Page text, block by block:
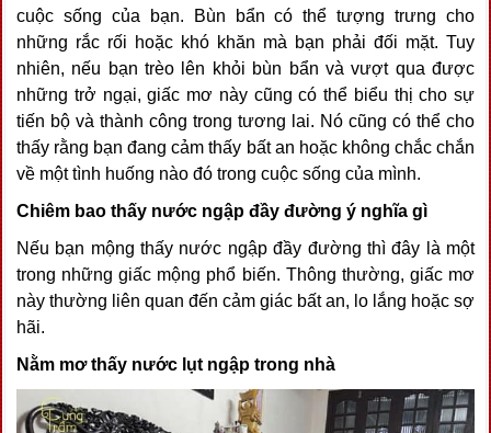
cuộc sống của bạn. Bùn bẩn có thể tượng trưng cho
những rắc rối hoặc khó khăn mà bạn phải đối mặt. Tuy
nhiên, nếu bạn trèo lên khỏi bùn bẩn và vượt qua được
những trở ngại, giấc mơ này cũng có thể biểu thị cho sự
tiến bộ và thành công trong tương lai. Nó cũng có thể cho
thấy rằng bạn đang cảm thấy bất an hoặc không chắc chắn
về một tình huống nào đó trong cuộc sống của mình.
Chiêm bao thấy nước ngập đầy đường ý nghĩa gì
Nếu bạn mộng thấy nước ngập đầy đường thì đây là một
trong những giấc mộng phổ biến. Thông thường, giấc mơ
này thường liên quan đến cảm giác bất an, lo lắng hoặc sợ
hãi.
Nằm mơ thấy nước lụt ngập trong nhà